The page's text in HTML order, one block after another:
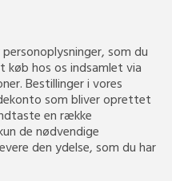
som du
hos os indsamlet via
Bestillinger i vores
som bliver oprettet
en række
de nødvendige
den ydelse, som du har